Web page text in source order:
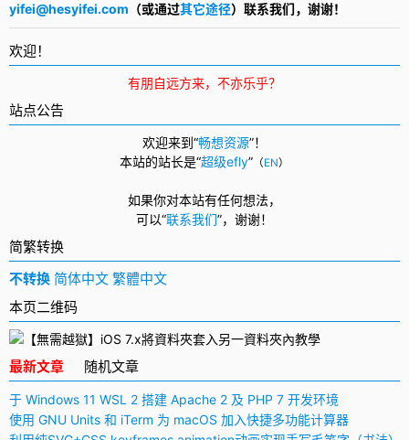
yifei@hesyifei.com （或通过其它途径）联系我们，谢谢！
欢迎！
有朋自远方来，不亦乐乎？
站点公告
欢迎来到“畅想资源”！
本站的站长是“超级efly” （EN）
如果你对本站有任何想法，
可以“联系我们”， 谢谢！
简繁转换
不转换 简体中文 繁體中文
本页二维码
最新文章 随机文章
于 Windows 11 WSL 2 搭建 Apache 2 及 PHP 7 开发环境
使用 GNU Units 和 iTerm 为 macOS 加入快捷多功能计算器